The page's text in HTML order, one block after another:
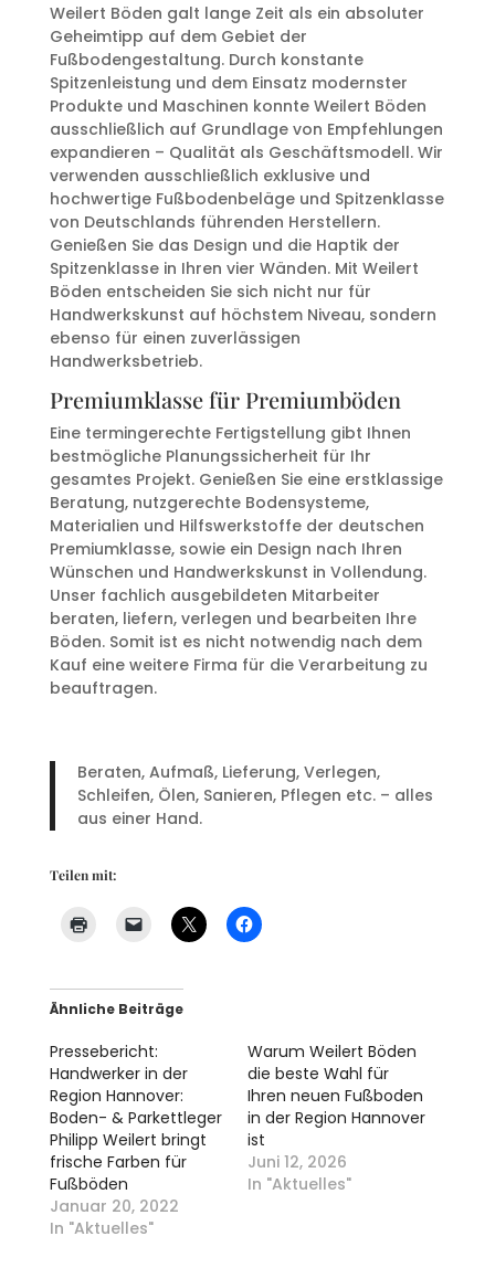
Weilert Böden galt lange Zeit als ein absoluter
Geheimtipp auf dem Gebiet der
Fußbodengestaltung. Durch konstante
Spitzenleistung und dem Einsatz modernster
Produkte und Maschinen konnte Weilert Böden
ausschließlich auf Grundlage von Empfehlungen
expandieren – Qualität als Geschäftsmodell. Wir
verwenden ausschließlich exklusive und
hochwertige Fußbodenbeläge und Spitzenklasse
von Deutschlands führenden Herstellern.
Genießen Sie das Design und die Haptik der
Spitzenklasse in Ihren vier Wänden. Mit Weilert
Böden entscheiden Sie sich nicht nur für
Handwerkskunst auf höchstem Niveau, sondern
ebenso für einen zuverlässigen
Handwerksbetrieb.
Premiumklasse für Premiumböden
Eine termingerechte Fertigstellung gibt Ihnen
bestmögliche Planungssicherheit für Ihr
gesamtes Projekt. Genießen Sie eine erstklassige
Beratung, nutzgerechte Bodensysteme,
Materialien und Hilfswerkstoffe der deutschen
Premiumklasse, sowie ein Design nach Ihren
Wünschen und Handwerkskunst in Vollendung.
Unser fachlich ausgebildeten Mitarbeiter
beraten, liefern, verlegen und bearbeiten Ihre
Böden. Somit ist es nicht notwendig nach dem
Kauf eine weitere Firma für die Verarbeitung zu
beauftragen.
Beraten, Aufmaß, Lieferung, Verlegen,
Schleifen, Ölen, Sanieren, Pflegen etc. – alles
aus einer Hand.
Teilen mit:
Ähnliche Beiträge
Pressebericht:
Handwerker in der
Region Hannover:
Boden- & Parkettleger
Philipp Weilert bringt
frische Farben für
Fußböden
Januar 20, 2022
In "Aktuelles"
Warum Weilert Böden
die beste Wahl für
Ihren neuen Fußboden
in der Region Hannover
ist
Juni 12, 2026
In "Aktuelles"